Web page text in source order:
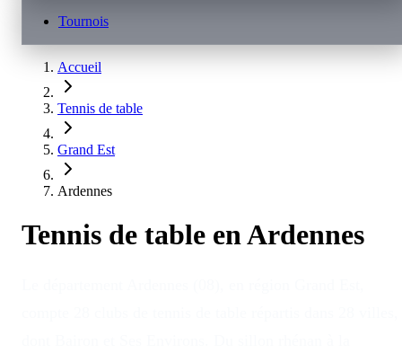
Tournois
Accueil
Tennis de table
Grand Est
Ardennes
Tennis de table enArdennes